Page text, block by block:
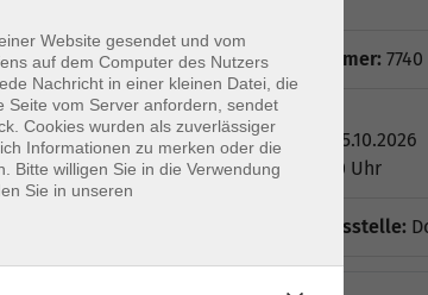
Kursnummer: 7740
Do. 15.10.2026
14:00 Uhr
Geschäftsstelle:
Website gesendet und vom
auf dem Computer des Nutzers
Nachricht in einer kleinen Datei, die
Seite vom Server anfordern, sendet
Cookies wurden als zuverlässiger
Informationen zu merken oder die
Bitte willigen Sie in die Verwendung
Sie in unseren